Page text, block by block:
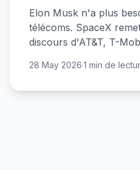
Elon Musk n'a plus
télécoms. SpaceX
discours d'AT&T, T-
28 May 2026·1 min de